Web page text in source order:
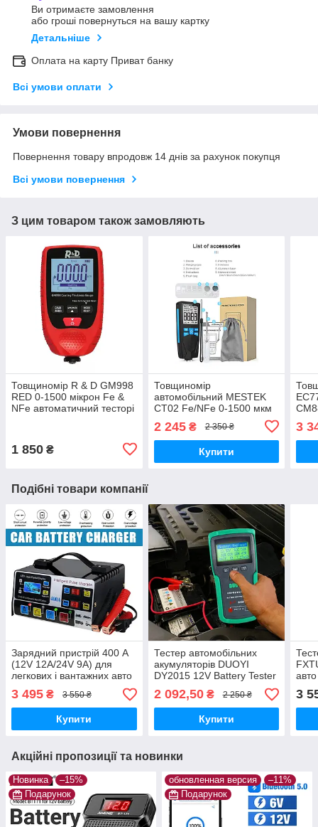
Ви отримаєте замовлення
або гроші повернуться на вашу картку
Детальніше
Оплата на карту Приват банку
Всі умови оплати
Умови повернення
Повернення товару впродовж 14 днів за рахунок покупця
Всі умови повернення
З цим товаром також замовляють
Товщиномір R & D GM998
RED 0-1500 мікрон Fe &
NFe автоматичний тесторі
1 850 ₴
Товщиномір
автомобільний MESTEK
CT02 Fe/NFe 0-1500 мкм
2 245₴ 2 350 ₴
Купити
3
Подібні товари компанії
Зарядний пристрій 400 А
(12V 12A/24V 9A) для
легкових і вантажних авто
3 495 ₴ 3 550 ₴
Купити
Тестер автомобільних
акумуляторів DUOYI
DY2015 12V Battery Tester
аналізатор акб
2 092,50₴ 2 250 ₴
Купити
3
Акційні пропозиції та новинки
Новинка
–15%
Подарунок
обновленная версия
–11%
Подарунок